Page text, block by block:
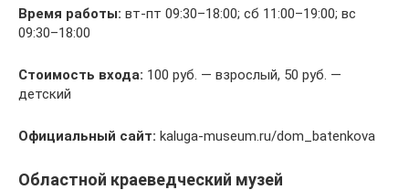
Время работы: вт-пт 09:30–18:00; сб 11:00–19:00; вс
09:30–18:00
Стоимость входа: 100 руб. — взрослый, 50 руб. —
детский
Официальный сайт: kaluga-museum.ru/dom_batenkova
Областной краеведческий музей